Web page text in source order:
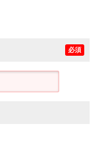
必須